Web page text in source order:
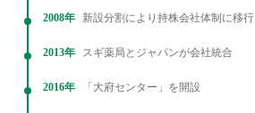
2008年 新設分割により持株会社体制に移行
2013年 スギ薬局とジャパンが会社統合
2016年 「大府センター」を開設